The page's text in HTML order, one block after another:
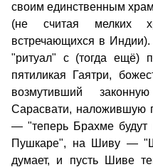
своим единственным
(не считая мелких
встречающихся в
"ритуал" с (тогда ещё)
пятиликая Гаятри,
возмутивший
Сарасвати, наложившую
— "теперь Брахме будут
Пушкаре", на Шиву —
думает, и пусть Шиве